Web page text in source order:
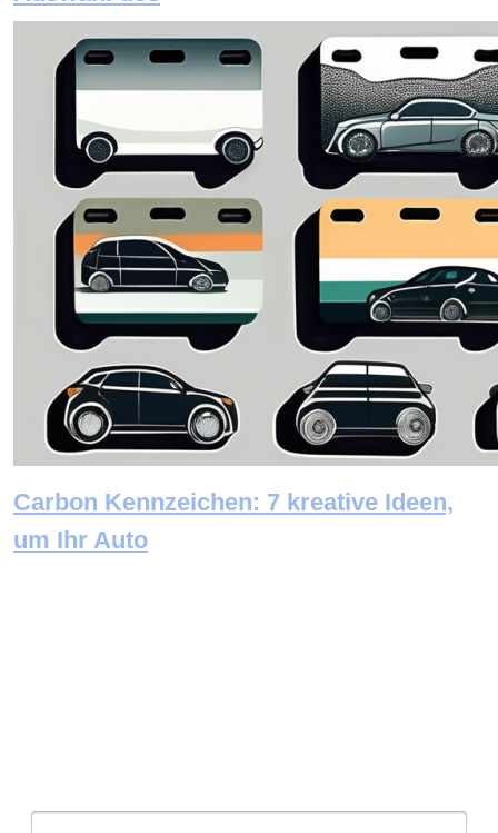
Carbon Kennzeichen: 7 kreative Ideen,
um Ihr Auto